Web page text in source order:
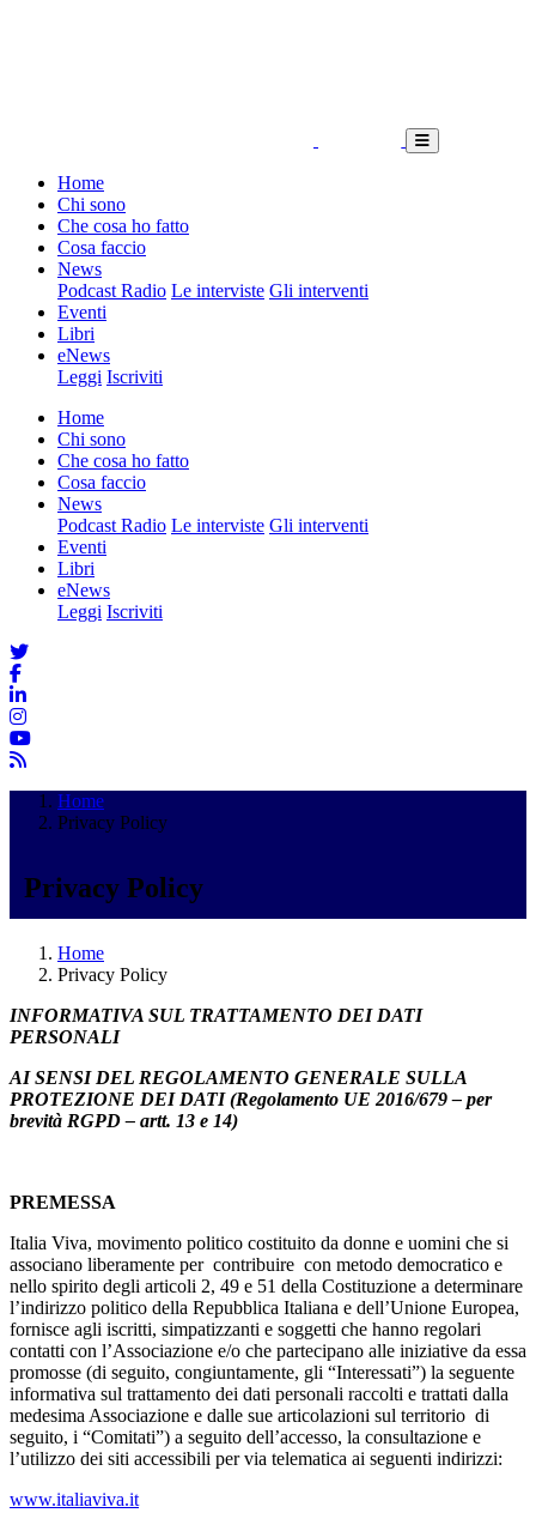
Home
Chi sono
Che cosa ho fatto
Cosa faccio
News
Podcast Radio Le interviste Gli interventi
Eventi
Libri
eNews
Leggi Iscriviti
Home
Chi sono
Che cosa ho fatto
Cosa faccio
News
Podcast Radio Le interviste Gli interventi
Eventi
Libri
eNews
Leggi Iscriviti
Home
Privacy Policy
Privacy Policy
Home
Privacy Policy
INFORMATIVA SUL TRATTAMENTO DEI DATI
PERSONALI
AI SENSI DEL REGOLAMENTO GENERALE SULLA
PROTEZIONE DEI DATI (Regolamento UE 2016/679 – per
brevità RGPD – artt. 13 e 14)
PREMESSA
Italia Viva, movimento politico costituito da donne e uomini che si
associano liberamente per contribuire con metodo democratico e
nello spirito degli articoli 2, 49 e 51 della Costituzione a determinare
l’indirizzo politico della Repubblica Italiana e dell’Unione Europea,
fornisce agli iscritti, simpatizzanti e soggetti che hanno regolari
contatti con l’Associazione e/o che partecipano alle iniziative da essa
promosse (di seguito, congiuntamente, gli “Interessati”) la seguente
informativa sul trattamento dei dati personali raccolti e trattati dalla
medesima Associazione e dalle sue articolazioni sul territorio di
seguito, i “Comitati”) a seguito dell’accesso, la consultazione e
l’utilizzo dei siti accessibili per via telematica ai seguenti indirizzi:
www.italiaviva.it